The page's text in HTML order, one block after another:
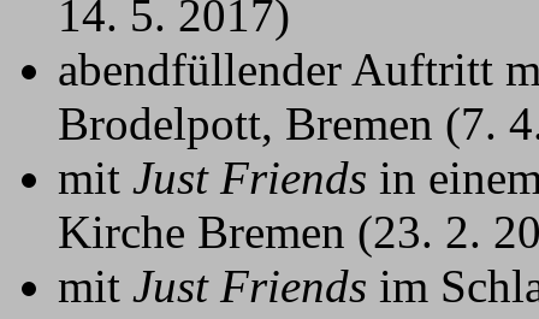
14. 5. 2017)
abendfüllender Auftritt
Brodelpott, Bremen (7.
mit Just Friends in
Kirche Bremen (23. 2.
mit Just Friends im